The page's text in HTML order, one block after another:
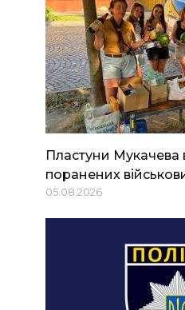
Пластуни Мукачева
поранених
05.08.2026